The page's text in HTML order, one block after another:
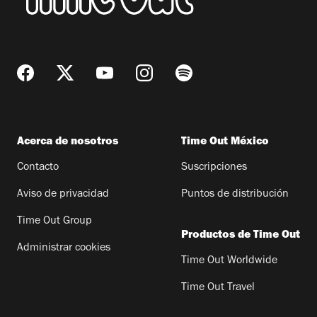
Acerca de nosotros
Contacto
Aviso de privacidad
Time Out Group
Administrar cookies
Time Out México
Suscripciones
Puntos de distribución
Productos de Time Out
Time Out Worldwide
Time Out Travel